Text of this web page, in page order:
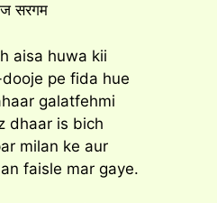
सरगम
aisa huwa kii
pe fida hue
galatfehmi
dhaar is bich
milan ke aur
faisle mar gaye.